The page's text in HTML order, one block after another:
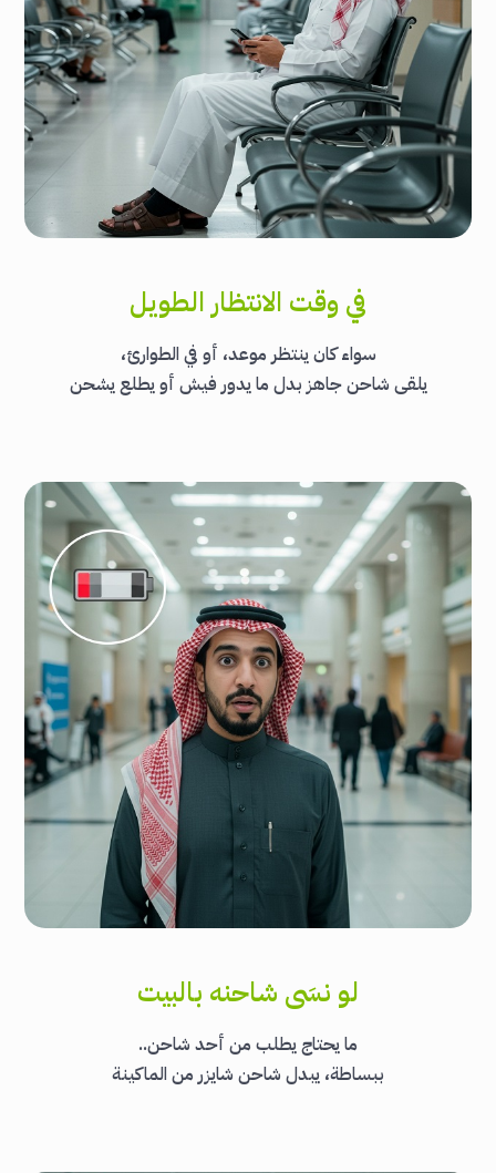
في وقت الانتظار الطويل
سواء كان ينتظر موعد، أو في الطوارئ،
يلقى شاحن جاهز بدل ما يدور فيش أو يطلع يشحن
لو نسَى شاحنه بالبيت
ما يحتاج يطلب من أحد شاحن..
ببساطة، يبدل شاحن شايزر من الماكينة